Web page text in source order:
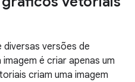
versões de
é criar apenas um
criam uma imagem